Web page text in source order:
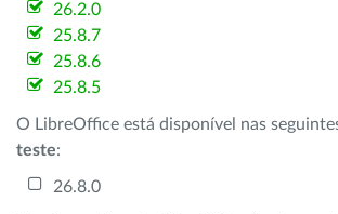
26.2.0
25.8.7
25.8.6
25.8.5
O LibreOffice está disponível nas
teste:
26.8.0